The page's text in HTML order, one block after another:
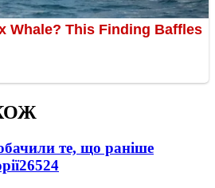
те, що раніше
26524